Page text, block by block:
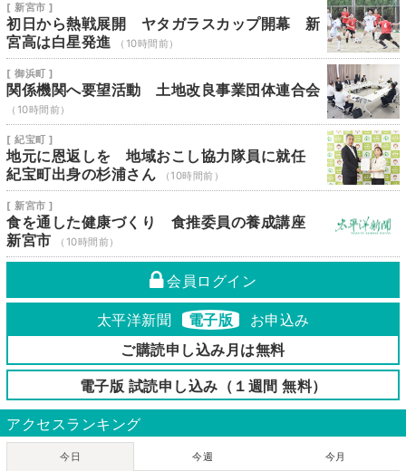
[ 新宮市 ]
初日から熱戦展開 ヤタガラスカップ開幕 新
宮高は白星発進
（10時間前）
[ 御浜町 ]
関係機関へ要望活動 土地改良事業団体連合会
（10時間前）
[ 紀宝町 ]
地元に恩返しを 地域おこし協力隊員に就任
紀宝町出身の杉浦さん
（10時間前）
[ 新宮市 ]
食を通した健康づくり 食推委員の養成講座
新宮市
（10時間前）
会員ログイン
太平洋新聞 電子版
お申込み
ご購読申し込み月は無料
電子版 試読申し込み（１週間 無料）
アクセスランキング
今日 今週 今月